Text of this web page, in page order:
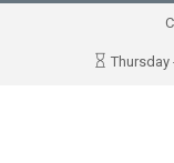
Thursday